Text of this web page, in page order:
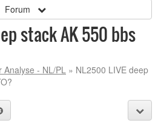
Forum
stack AK 550 bbs
Analyse - NL/PL » NL2500 LIVE deep